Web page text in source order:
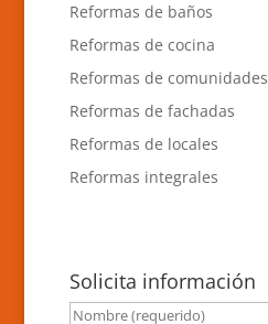
Reformas de baños
Reformas de cocina
Reformas de comunidades
Reformas de fachadas
Reformas de locales
Reformas integrales
Solicita información